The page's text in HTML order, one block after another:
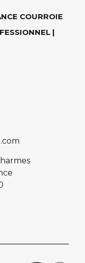
COURROIE
|